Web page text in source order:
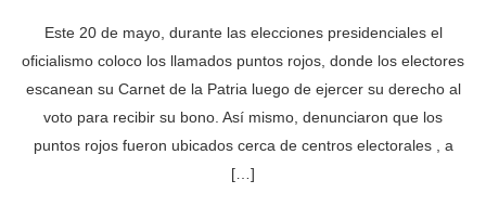
Este 20 de mayo, durante las elecciones presidenciales el
oficialismo coloco los llamados puntos rojos, donde los electores
escanean su Carnet de la Patria luego de ejercer su derecho al
voto para recibir su bono. Así mismo, denunciaron que los
puntos rojos fueron ubicados cerca de centros electorales , a
[…]